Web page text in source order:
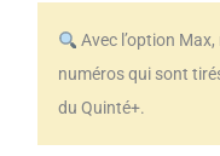
Avec l’option
numéros qui sont
du Quinté+.